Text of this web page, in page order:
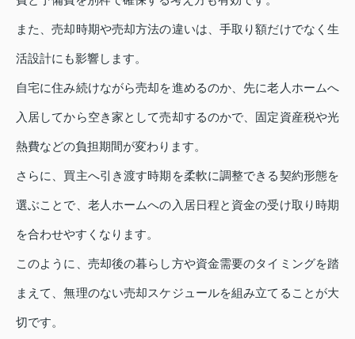
また、売却時期や売却方法の違いは、手取り額だけでなく生
活設計にも影響します。
自宅に住み続けながら売却を進めるのか、先に老人ホームへ
入居してから空き家として売却するのかで、固定資産税や光
熱費などの負担期間が変わります。
さらに、買主へ引き渡す時期を柔軟に調整できる契約形態を
選ぶことで、老人ホームへの入居日程と資金の受け取り時期
を合わせやすくなります。
このように、売却後の暮らし方や資金需要のタイミングを踏
まえて、無理のない売却スケジュールを組み立てることが大
切です。